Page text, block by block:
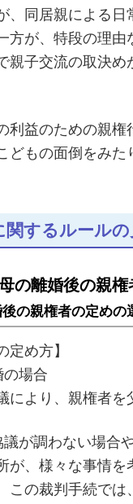
、同居親による
方が、特段の理
親子交流の取決
利益のための親権
もの面倒をみた
関するルールの
母の離婚後の親権
の親権者の定めの
定め方】
の場合
により、親権者を
が調わない場合
が、様々な事情
この裁判手続で